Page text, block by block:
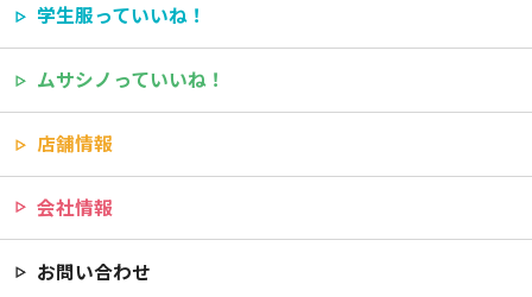
学生服っていいね！
ムサシノっていいね！
店舗情報
会社情報
お問い合わせ